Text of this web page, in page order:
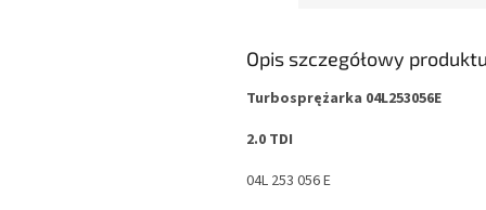
Opis szczegółowy
Turbosprężarka 04L253056E
2.0 TDI
04L 253 056 E